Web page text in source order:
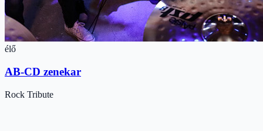
élő
AB-CD zenekar
Rock Tribute